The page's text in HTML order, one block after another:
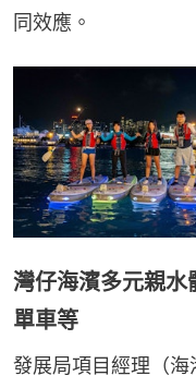
同效應。
灣仔海濱多元親
單車等
發展局項目經理（